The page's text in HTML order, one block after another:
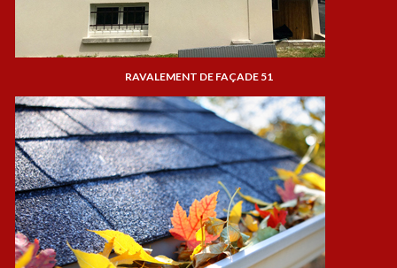
RAVALEMENT DE FAÇADE 51